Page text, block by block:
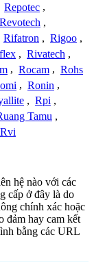
Repotec ,
Revotech ,
Rifatron , Rigoo ,
, Rivatech ,
, Rocam , Rohs
, Ronin ,
, Rpi ,
Tamu ,
Rvi
hệ nào với các
cấp ở đây là do
chính xác hoặc
đảm hay cam kết
bằng các URL